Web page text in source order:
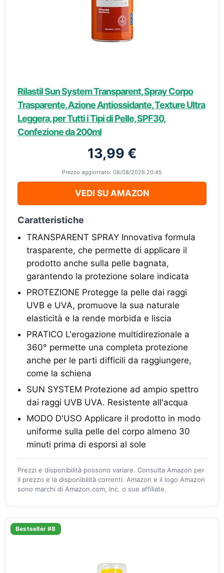
Rilastil Sun System Transparent, Spray Corpo
Trasparente, Azione Antiossidante, Texture Ultra
Leggera, per Tutti i Tipi di Pelle, SPF30,
Confezione da 200ml
13,99 €
Prezzo aggiornato: 08/08/2026 20:45
VEDI SU AMAZON
Caratteristiche
TRANSPARENT SPRAY Innovativa formula
trasparente, che permette di applicare il
prodotto anche sulla pelle bagnata,
garantendo la protezione solare indicata
PROTEZIONE Protegge la pelle dai raggi
UVB e UVA, promuove la sua naturale
elasticità e la rende morbida e liscia
PRATICO L'erogazione multidirezionale a
360° permette una completa protezione
anche per le parti difficili da raggiungere,
come la schiena
SUN SYSTEM Protezione ad ampio spettro
dai raggi UVB UVA. Resistente all'acqua
MODO D'USO Applicare il prodotto in modo
uniforme sulla pelle del corpo almeno 30
minuti prima di esporsi al sole
Prezzi e disponibilità possono variare. Consulta Amazon per
il prezzo e la disponibilità correnti. Amazon e il logo Amazon
sono marchi di Amazon.com, Inc. o sue affiliate.
Bestseller #8